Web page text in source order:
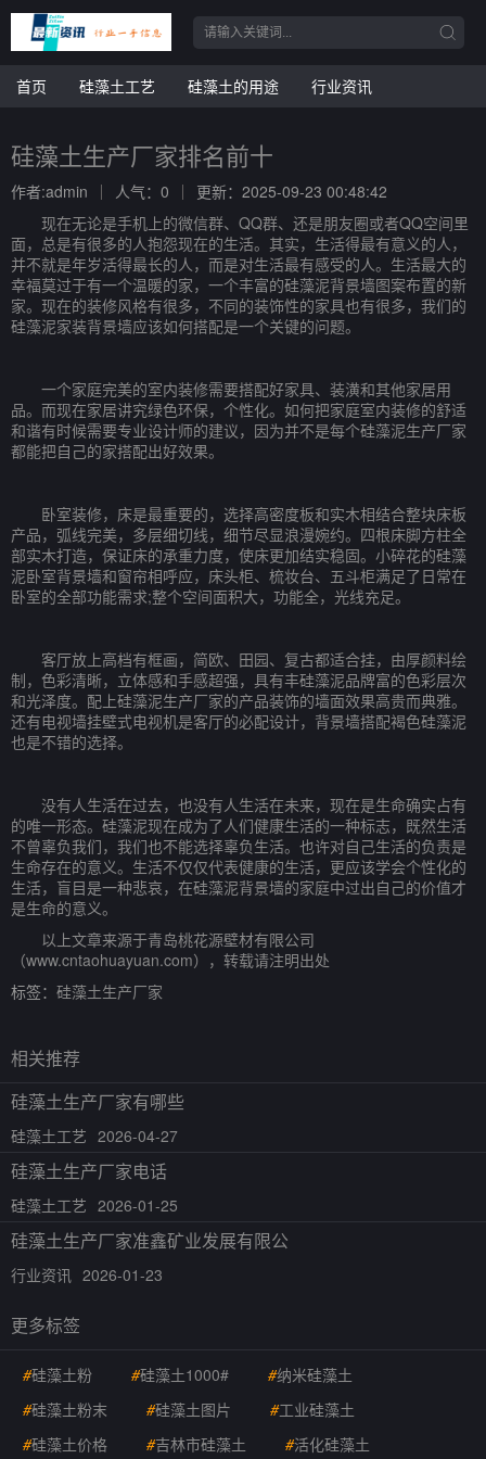
首页 硅藻土工艺 硅藻土的用途 行业资讯
硅藻土生产厂家排名前十
作者:admin 人气：0
更新：2025-09-23 00:48:42
现在无论是手机上的微信群、QQ群、还是朋友圈或者QQ空间里
面，总是有很多的人抱怨现在的生活。其实，生活得最有意义的人，
并不就是年岁活得最长的人，而是对生活最有感受的人。生活最大的
幸福莫过于有一个温暖的家，一个丰富的硅藻泥背景墙图案布置的新
家。现在的装修风格有很多，不同的装饰性的家具也有很多，我们的
硅藻泥家装背景墙应该如何搭配是一个关键的问题。
一个家庭完美的室内装修需要搭配好家具、装潢和其他家居用
品。而现在家居讲究绿色环保，个性化。如何把家庭室内装修的舒适
和谐有时候需要专业设计师的建议，因为并不是每个硅藻泥生产厂家
都能把自己的家搭配出好效果。
卧室装修，床是最重要的，选择高密度板和实木相结合整块床板
产品，弧线完美，多层细切线，细节尽显浪漫婉约。四根床脚方柱全
部实木打造，保证床的承重力度，使床更加结实稳固。小碎花的硅藻
泥卧室背景墙和窗帘相呼应，床头柜、梳妆台、五斗柜满足了日常在
卧室的全部功能需求;整个空间面积大，功能全，光线充足。
客厅放上高档有框画，简欧、田园、复古都适合挂，由厚颜料绘
制，色彩清晰，立体感和手感超强，具有丰硅藻泥品牌富的色彩层次
和光泽度。配上硅藻泥生产厂家的产品装饰的墙面效果高贵而典雅。
还有电视墙挂壁式电视机是客厅的必配设计，背景墙搭配褐色硅藻泥
也是不错的选择。
没有人生活在过去，也没有人生活在未来，现在是生命确实占有
的唯一形态。硅藻泥现在成为了人们健康生活的一种标志，既然生活
不曾辜负我们，我们也不能选择辜负生活。也许对自己生活的负责是
生命存在的意义。生活不仅仅代表健康的生活，更应该学会个性化的
生活，盲目是一种悲哀，在硅藻泥背景墙的家庭中过出自己的价值才
是生命的意义。
以上文章来源于青岛桃花源壁材有限公司
（www.cntaohuayuan.com），转载请注明出处
标签： 硅藻土生产厂家
相关推荐
硅藻土生产厂家有哪些
硅藻土工艺 2026-04-27
硅藻土生产厂家电话
硅藻土工艺 2026-01-25
硅藻土生产厂家准鑫矿业发展有限公
行业资讯 2026-01-23
更多标签
#硅藻土粉 #硅藻土1000# #纳米硅藻土
#硅藻土粉末 #硅藻土图片 #工业硅藻土
#硅藻土价格 #吉林市硅藻土 #活化硅藻土